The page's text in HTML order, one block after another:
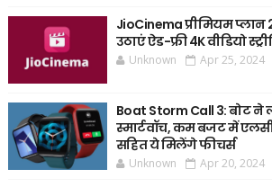
JioCinema प्रीमियम
उठाएं ऐड-फ्री 4K वीडियो
Unknown Apr 25, 2024
Boat Storm Call 3: बोट ने
स्मार्टवॉच, कम बजट में
सहित ये मिलेंगे फीचर्स
Unknown Apr 20, 2024